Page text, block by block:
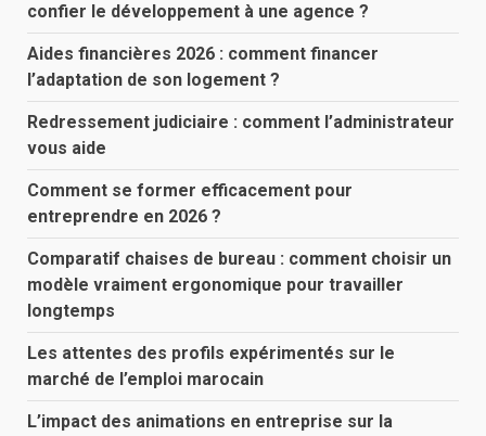
confier le développement à une agence ?
Aides financières 2026 : comment financer
l’adaptation de son logement ?
Redressement judiciaire : comment l’administrateur
vous aide
Comment se former efficacement pour
entreprendre en 2026 ?
Comparatif chaises de bureau : comment choisir un
modèle vraiment ergonomique pour travailler
longtemps
Les attentes des profils expérimentés sur le
marché de l’emploi marocain
L’impact des animations en entreprise sur la